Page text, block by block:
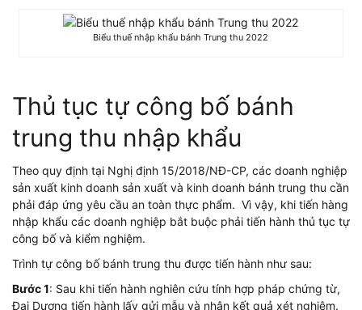
Biểu thuế nhập khẩu bánh Trung thu 2022
Thủ tục tự công bố bánh
trung thu nhập khẩu
Theo quy định tại Nghị định 15/2018/NĐ-CP, các doanh nghiệp
sản xuất kinh doanh sản xuất và kinh doanh bánh trung thu cần
phải đáp ứng yêu cầu an toàn thực phẩm. Vì vậy, khi tiến hàng
nhập khẩu các doanh nghiệp bắt buộc phải tiến hành thủ tục tự
công bố và kiểm nghiệm.
Trình tự công bố bánh trung thu được tiến hành như sau:
Bước 1: Sau khi tiến hành nghiên cứu tính hợp pháp chứng từ,
Đại Dương tiến hành lấy gửi mẫu và nhận kết quả xét nghiệm.